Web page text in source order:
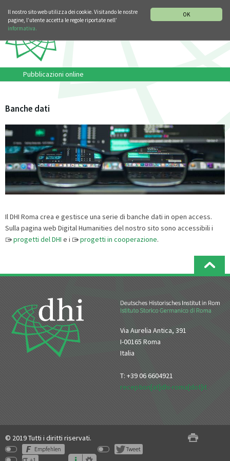
OK
Il nostro sito web utilizza dei cookie. Visitando le nostre
pagine, l’utente accetta le regole riportate nell’
informativa.
Pubblicazioni online
Banche dati
Il DHI Roma crea e gestisce una serie di banche dati in open access.
Sulla pagina web Digital Humanities del nostro sito sono accessibili i
progetti del DHI e i progetti in cooperazione.
Via Aurelia Antica, 391
I-00165 Roma
Italia
T: +39 06 6604921
reception[at]dhi-roma[dot]it
© 2019 Tutti i diritti riservati.